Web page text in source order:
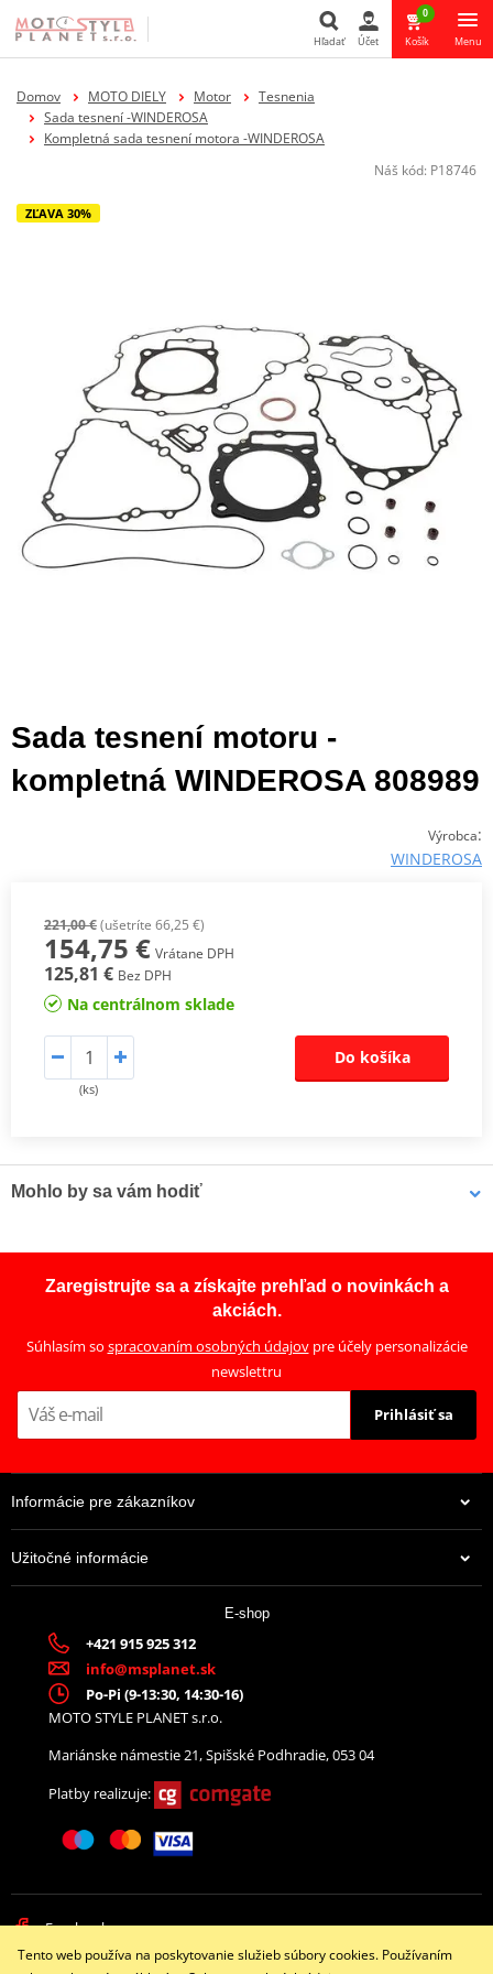
Hľadať Účet
0
Košík Menu
Domov MOTO DIELY Motor
Tesnenia
Sada tesnení -WINDEROSA
Kompletná sada tesnení motora -WINDEROSA
Náš kód: P18746
ZĽAVA 30%
Sada tesnení motoru -
kompletná WINDEROSA 808989
Výrobca:
WINDEROSA
221,00 €(ušetríte 66,25 €)
154,75 € Vrátane DPH
125,81 € Bez DPH
Na centrálnom sklade
(ks)
Do košíka
Mohlo by sa vám hodiť
Na centrálnom sklade
Zaregistrujte sa a získajte prehľad o novinkách a
akciách.
Súhlasím so spracovaním osobných údajovpre účely personalizácie
newslettru
Prihlásiť sa
Informácie pre zákazníkov
Užitočné informácie
E-shop
+421 915 925 312
info@msplanet.sk
Po-Pi (9-13:30, 14:30-16)
MOTO STYLE PLANET s.r.o.
Mariánske námestie 21, Spišské Podhradie, 053 04
Platby realizuje:
Facebook
Tento web používa na poskytovanie služieb súbory cookies. Používaním